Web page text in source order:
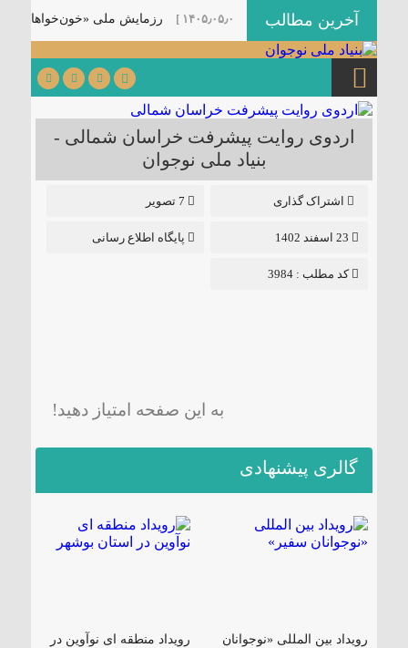
آخرین مطالب
«موکب سیار رسانه‌ای» رزمایش ملی «خون‌خواهان پدر
اردوی روایت پیشرفت خراسان شمالی -
بنیاد ملی نوجوان
اشتراک گذاری
پایگاه اطلاع رسانی
کد مطلب : 3984
به این صفحه امتیاز دهید!
گالری پیشنهادی
رویداد بین المللی «نوجوانان
رویداد منطقه ای نوآوین در